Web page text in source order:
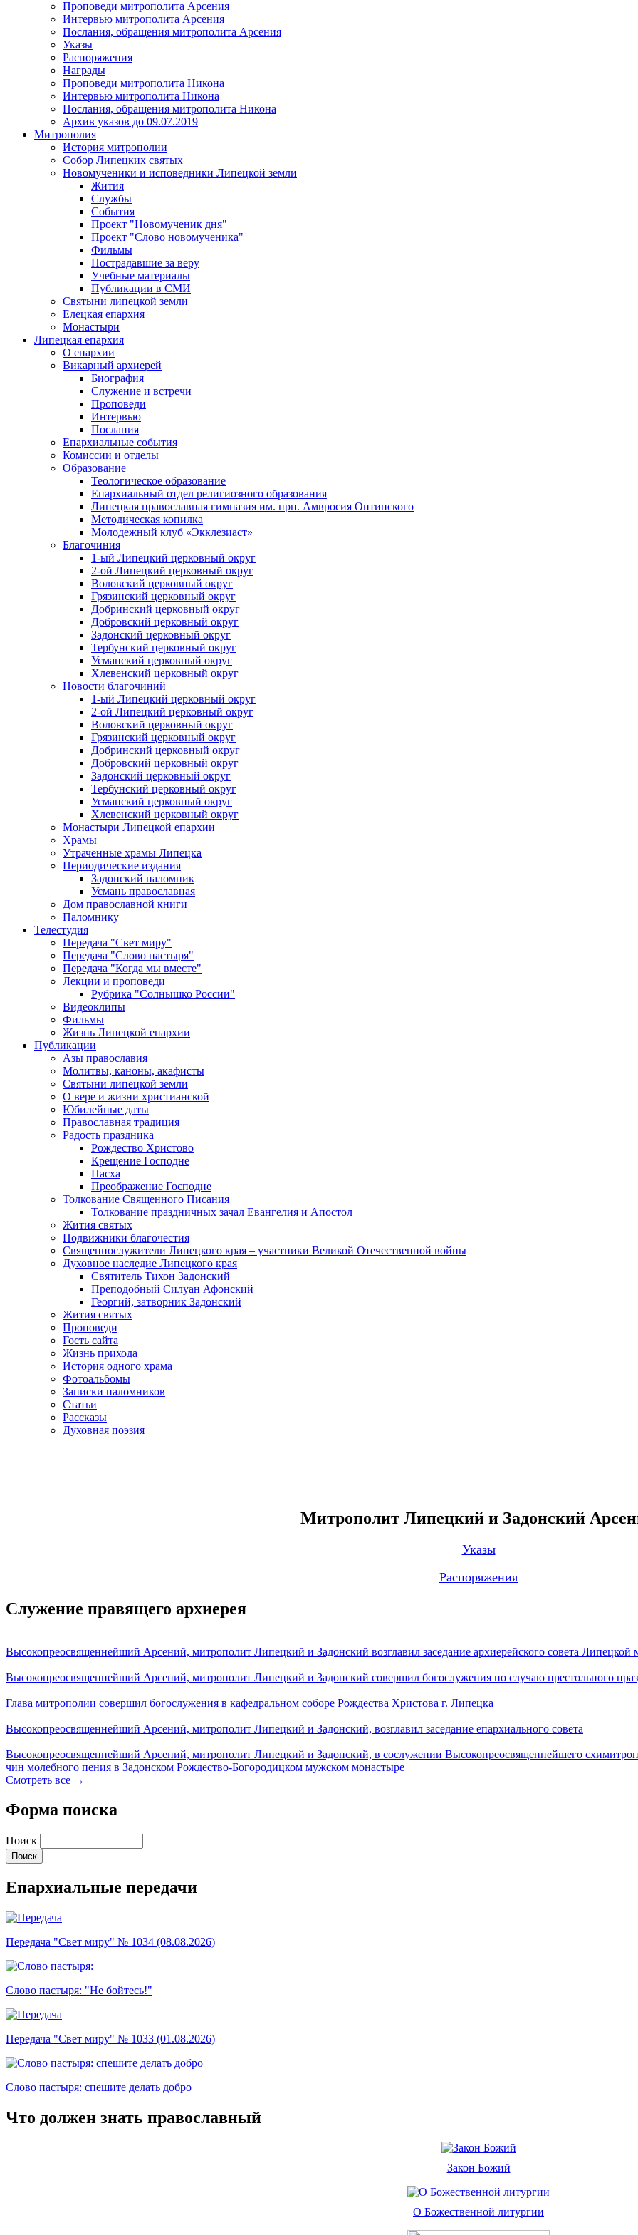
Проповеди митрополита Арсения
Интервью митрополита Арсения
Послания, обращения митрополита Арсения
Указы
Распоряжения
Награды
Проповеди митрополита Никона
Интервью митрополита Никона
Послания, обращения митрополита Никона
Архив указов до 09.07.2019
Митрополия
История митрополии
Собор Липецких святых
Новомученики и исповедники Липецкой земли
Жития
Службы
События
Проект "Новомученик дня"
Проект "Слово новомученика"
Фильмы
Пострадавшие за веру
Учебные материалы
Публикации в СМИ
Святыни липецкой земли
Елецкая епархия
Монастыри
Липецкая епархия
О епархии
Викарный архиерей
Биография
Служение и встречи
Проповеди
Интервью
Послания
Епархиальные события
Комиссии и отделы
Образование
Теологическое образование
Епархиальный отдел религиозного образования
Липецкая православная гимназия им. прп. Амвросия Оптинского
Методическая копилка
Молодежный клуб «Экклезиаст»
Благочиния
1-ый Липецкий церковный округ
2-ой Липецкий церковный округ
Воловский церковный округ
Грязинский церковный округ
Добринский церковный округ
Добровский церковный округ
Задонский церковный округ
Тербунский церковный округ
Усманский церковный округ
Хлевенский церковный округ
Новости благочиний
1-ый Липецкий церковный округ
2-ой Липецкий церковный округ
Воловский церковный округ
Грязинский церковный округ
Добринский церковный округ
Добровский церковный округ
Задонский церковный округ
Тербунский церковный округ
Усманский церковный округ
Хлевенский церковный округ
Монастыри Липецкой епархии
Храмы
Утраченные храмы Липецка
Периодические издания
Задонский паломник
Усмань православная
Дом православной книги
Паломнику
Телестудия
Передача "Свет миру"
Передача "Слово пастыря"
Передача "Когда мы вместе"
Лекции и проповеди
Рубрика "Солнышко России"
Видеоклипы
Фильмы
Жизнь Липецкой епархии
Публикации
Азы православия
Молитвы, каноны, акафисты
Святыни липецкой земли
О вере и жизни христианской
Юбилейные даты
Православная традиция
Радость праздника
Рождество Христово
Крещение Господне
Пасха
Преображение Господне
Толкование Священного Писания
Толкование праздничных зачал Евангелия и Апостол
Жития святых
Подвижники благочестия
Священнослужители Липецкого края – участники Великой Отечественной войны
Духовное наследие Липецкого края
Святитель Тихон Задонский
Преподобный Силуан Афонский
Георгий, затворник Задонский
Жития святых
Проповеди
Гость сайта
Жизнь прихода
История одного храма
Фотоальбомы
Записки паломников
Статьи
Рассказы
Духовная поэзия
Митрополит Липецкий и Задонский
Указы
Распоряжения
Служение правящего архиерея
Высокопреосвященнейший Арсений, митрополит Липецкий и Задонский возглавил заседание архиерейского совета Липецкой
Высокопреосвященнейший Арсений, митрополит Липецкий и Задонский совершил богослужения по случаю престольного
Глава митрополии совершил богослужения в кафедральном соборе Рождества Христова г. Липецка
Высокопреосвященнейший Арсений, митрополит Липецкий и Задонский, возглавил заседание епархиального совета
Высокопреосвященнейший Арсений, митрополит Липецкий и Задонский, в сослужении Высокопреосвященнейшего
чин молебного пения в Задонском Рождество-Богородицком мужском монастыре
Смотреть все →
Форма поиска
Поиск
Епархиальные передачи
Передача "Свет миру" № 1034 (08.08.2026)
Слово пастыря: "Не бойтесь!"
Передача "Свет миру" № 1033 (01.08.2026)
Слово пастыря: спешите делать добро
Что должен знать православный
Закон Божий
О Божественной литургии